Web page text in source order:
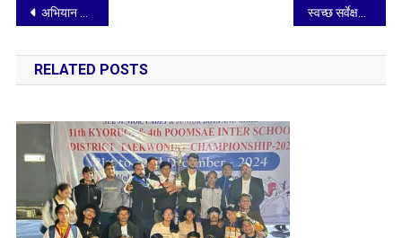
Post
navigation
अभियान चलाकर ध्वस्त किये अतिक्रमण,होर्डिंग,खोखे जब्त
RELATED POSTS